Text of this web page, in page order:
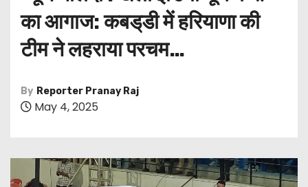
का आगाज: कबड्‌डी में हरियाणा की
टीम ने लहराया परचम…
By Reporter Pranay Raj
May 4, 2025